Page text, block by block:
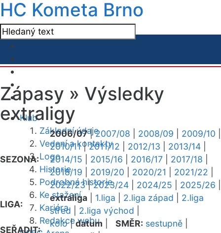
HC Kometa Brno
Klub
Základní údaje
Vedení a kontakty
Logo
Historie
Podrobná historie
Ke stažení
Kariéra
Redakce webu
Zápasy » Výsledky
extraligy
SEZONA:
2006/07|2007/08 2008/09 2009/10
2010/11|2011/12 2012/13 2013/14
2014/15
2015/16 2016/17 2017/18
2018/19
2019/20 2020/21 2021/22
2022/23|2023/24 2024/25 2025/26
LIGA:
extraliga 1.liga 2.liga západ
2.liga
střed
2.liga východ
SEŘADIT:
kolo|datum SMĚR: sestupně